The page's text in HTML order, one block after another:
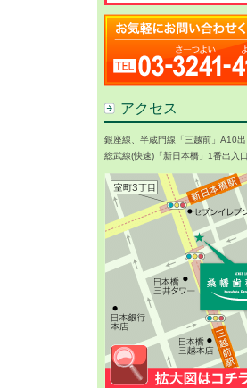
アクセス
銀座線、半蔵門線「三越前」A10
総武線(快速)「新日本橋」1番出入